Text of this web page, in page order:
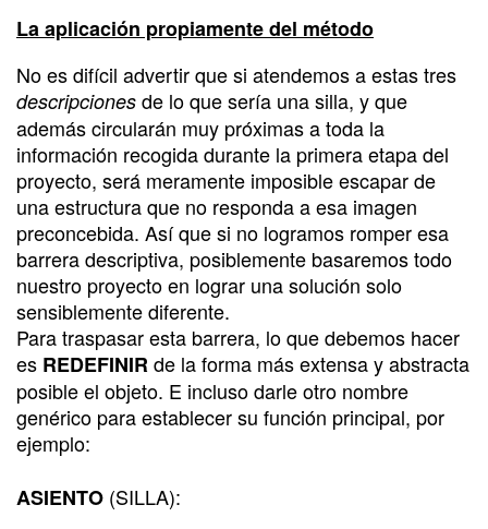
La aplicación propiamente del método
No es difícil advertir que si atendemos a estas tres
descripciones de lo que sería una silla, y que
además circularán muy próximas a toda la
información recogida durante la primera etapa del
proyecto, será meramente imposible escapar de
una estructura que no responda a esa imagen
preconcebida. Así que si no logramos romper esa
barrera descriptiva, posiblemente basaremos todo
nuestro proyecto en lograr una solución solo
sensiblemente diferente.
Para traspasar esta barrera, lo que debemos hacer
es REDEFINIRde la forma más extensa y abstracta
posible el objeto. E incluso darle otro nombre
genérico para establecer su función principal, por
ejemplo:
ASIENTO (SILLA):